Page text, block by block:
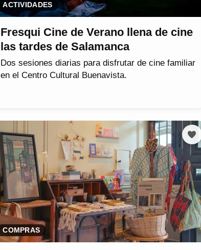
ACTIVIDADES
Fresqui Cine de Verano llena de cine
las tardes de Salamanca
Dos sesiones diarias para disfrutar de cine familiar
en el Centro Cultural Buenavista.
COMPRAS